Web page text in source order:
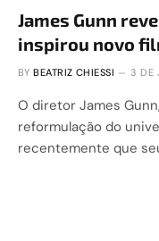
James Gunn
inspirou novo
BY BEATRIZ CHIESSI 3 DE
O diretor James
reformulação do
recentemente que